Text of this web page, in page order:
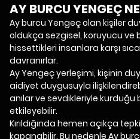
AY BURCU YENGEÇ
Ay burcu Yengeç olan kişiler
oldukça sezgisel, koruyucu ve
hissettikleri insanlara karşı
davranırlar.
Ay Yengeç yerleşimi, kişinin
aidiyet duygusuyla
anılar ve sevdikleriyle
etkileyebilir.
Kırıldığında hemen açıkça
kapanabilir. Bu nedenle Ay